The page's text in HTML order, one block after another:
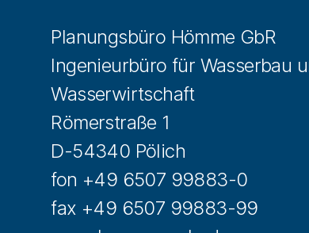
Planungsbüro Hömme GbR
Ingenieurbüro für Wasserbau
Wasserwirtschaft
Römerstraße 1
D-54340 Pölich
fon +49 6507 99883-0
fax +49 6507 99883-99